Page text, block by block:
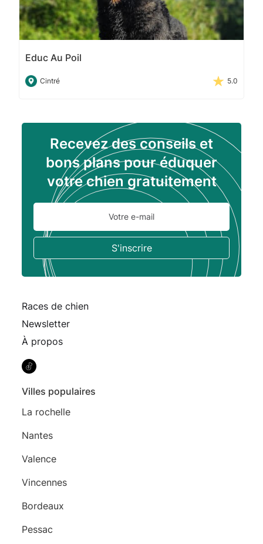
Educ Au Poil
Cintré 5.0
Recevez des conseils et
bons plans pour éduquer
votre chien gratuitement
Races de chien
Newsletter
À propos
Villes populaires
La rochelle
Nantes
Valence
Vincennes
Bordeaux
Pessac